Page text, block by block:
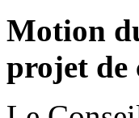
Motion
projet de